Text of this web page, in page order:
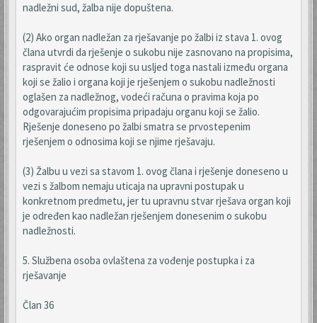
nadležni sud, žalba nije dopuštena.
(2) Ako organ nadležan za rješavanje po žalbi iz stava 1. ovog
člana utvrdi da rješenje o sukobu nije zasnovano na propisima,
raspravit će odnose koji su usljed toga nastali između organa
koji se žalio i organa koji je rješenjem o sukobu nadležnosti
oglašen za nadležnog, vodeći računa o pravima koja po
odgovarajućim propisima pripadaju organu koji se žalio.
Rješenje doneseno po žalbi smatra se prvostepenim
rješenjem o odnosima koji se njime rješavaju.
(3) Žalbu u vezi sa stavom 1. ovog člana i rješenje doneseno u
vezi s žalbom nemaju uticaja na upravni postupak u
konkretnom predmetu, jer tu upravnu stvar rješava organ koji
je određen kao nadležan rješenjem donesenim o sukobu
nadležnosti.
5. Službena osoba ovlaštena za vođenje postupka i za
rješavanje
Član 36